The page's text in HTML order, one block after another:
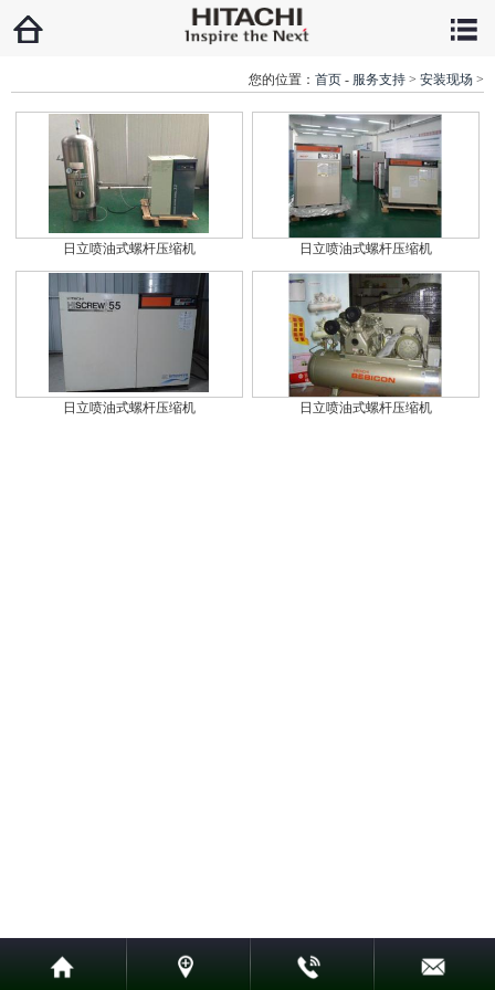
您的位置： 首页 - 服务支持 > 安装现场 >
日立喷油式螺杆压缩机 日立喷油式螺杆压缩机
日立喷油式螺杆压缩机 日立喷油式螺杆压缩机